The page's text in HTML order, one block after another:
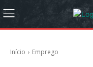
Início Emprego